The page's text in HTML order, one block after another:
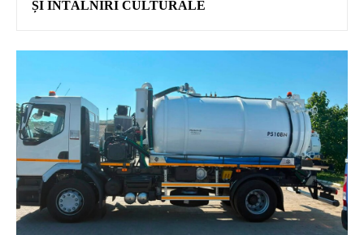
ȘI ÎNTÂLNIRI CULTURALE